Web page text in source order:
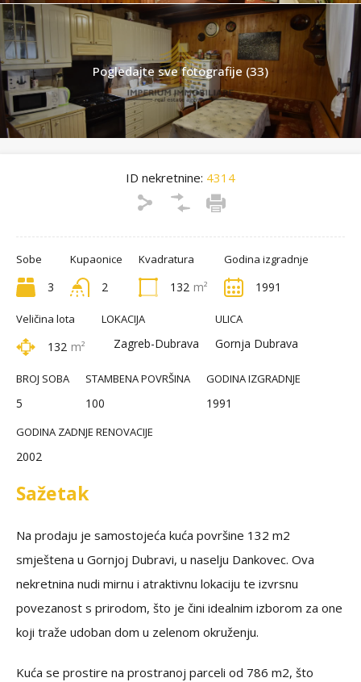
Pogledajte sve fotografije (33)
ID nekretnine: 4314
Sobe
3
Kupaonice
2
Kvadratura
132 m²
Godina izgradnje
1991
Veličina lota
132 m²
LOKACIJA
Zagreb-Dubrava
ULICA
Gornja Dubrava
BROJ SOBA
5
STAMBENA POVRŠINA
100
GODINA IZGRADNJE
1991
GODINA ZADNJE RENOVACIJE
2002
Sažetak
Na prodaju je samostojeća kuća površine 132 m2
smještena u Gornjoj Dubravi, u naselju Dankovec. Ova
nekretnina nudi mirnu i atraktivnu lokaciju te izvrsnu
povezanost s prirodom, što je čini idealnim izborom za one
koji traže udoban dom u zelenom okruženju.
Kuća se prostire na prostranoj parceli od 786 m2, što